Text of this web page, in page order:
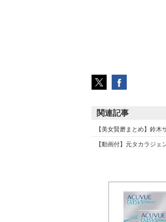
関連記事
【美女賢磨まとめ】鈴
【動画付】元タカラジ